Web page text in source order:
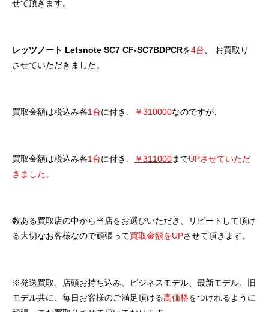
せて頂きます。
レッツノート Letsnote SC7 CF-SC7BDPCRを4台、 お買取り
させていただきました。
買取金額は税込み各1台に付き、 ￥310000なのですが、
買取金額は税込み各1台に付き、 ￥311000までUPさせていただ
きました。
数ある買取店の中から当店をお選びいただき、リピートして頂け
る大切なお客様なので頑張って買取金額をUPさせて頂きます。
※発送買取、店頭お持ち込み、ビジネスモデル、最新モデル、旧
モデル共に、毎日お客様のご満足頂ける高価格をつけれるように